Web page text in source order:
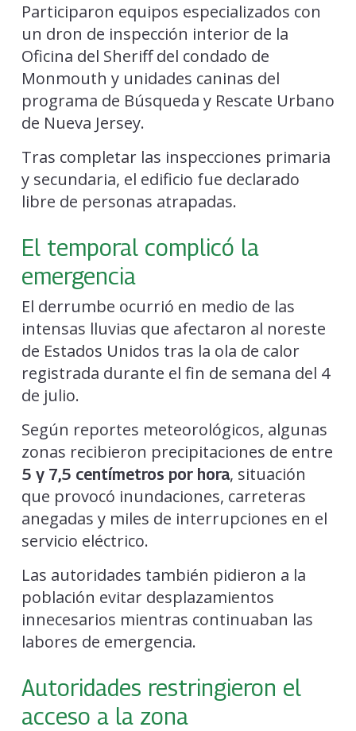
Participaron equipos especializados con
un dron de inspección interior de la
Oficina del Sheriff del condado de
Monmouth y unidades caninas del
programa de Búsqueda y Rescate Urbano
de Nueva Jersey.
Tras completar las inspecciones primaria
y secundaria, el edificio fue declarado
libre de personas atrapadas.
El temporal complicó la
emergencia
El derrumbe ocurrió en medio de las
intensas lluvias que afectaron al noreste
de Estados Unidos tras la ola de calor
registrada durante el fin de semana del 4
de julio.
Según reportes meteorológicos, algunas
zonas recibieron precipitaciones de entre
5 y 7,5 centímetros por hora, situación
que provocó inundaciones, carreteras
anegadas y miles de interrupciones en el
servicio eléctrico.
Las autoridades también pidieron a la
población evitar desplazamientos
innecesarios mientras continuaban las
labores de emergencia.
Autoridades restringieron el
acceso a la zona